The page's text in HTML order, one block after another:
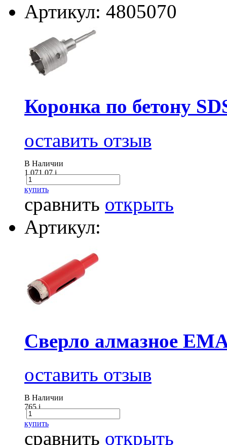
Артикул: 4805070
Коронка по бетону
оставить отзыв
В Наличии
1 071.07i
купить
сравнить открыть
Артикул:
Cверло алмазное
оставить отзыв
В Наличии
765i
купить
сравнить открыть